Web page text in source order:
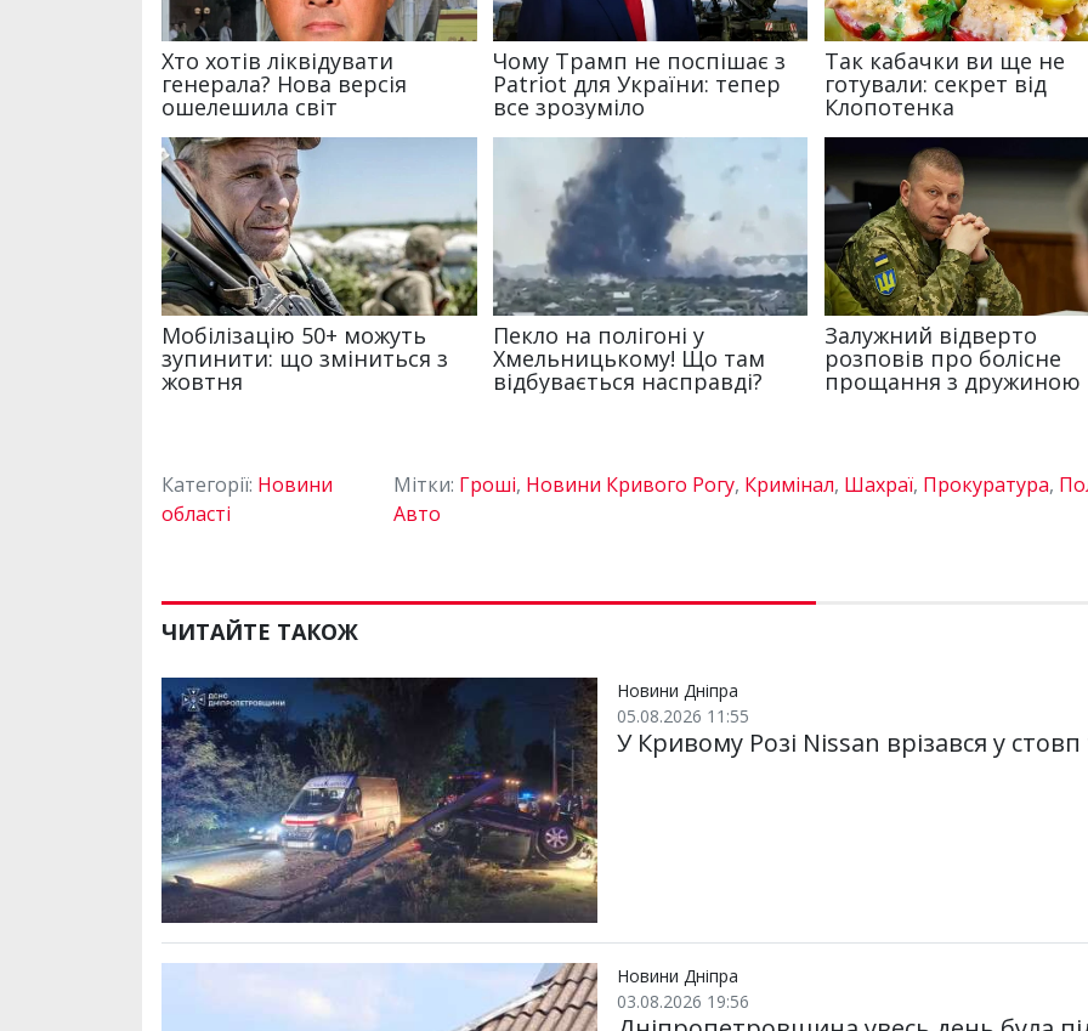
Категорії: Новини
області
Мітки: Гроші, Новини Кривого Рогу, Кримінал, Шахраї, Прокуратура,
Авто
ЧИТАЙТЕ ТАКОЖ
Новини Дніпра
05.08.2026 11:55
У Кривому Розі Nissan врізався у
Новини Дніпра
03.08.2026 19:56